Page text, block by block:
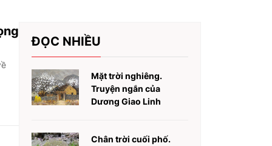
ĐỌC NHIỀU
Mặt trời nghiêng.
Truyện ngắn của
Dương Giao Linh
Chân trời cuối phố.